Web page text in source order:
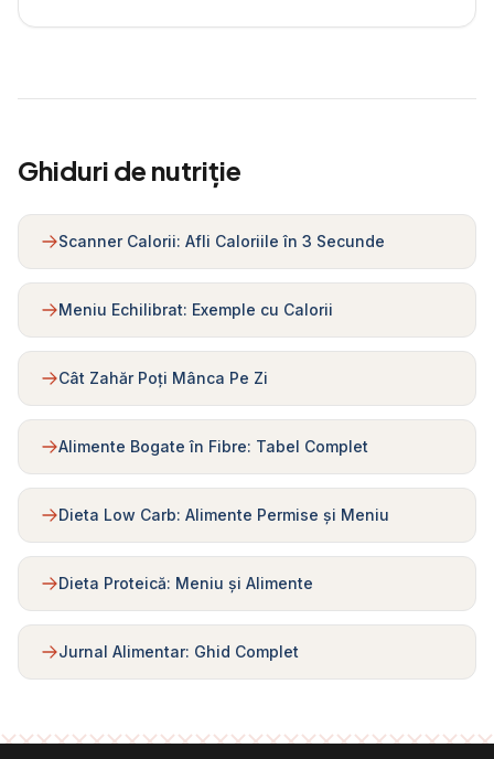
Ghiduri de nutriție
Scanner Calorii: Afli Caloriile în 3 Secunde
Meniu Echilibrat: Exemple cu Calorii
Cât Zahăr Poți Mânca Pe Zi
Alimente Bogate în Fibre: Tabel Complet
Dieta Low Carb: Alimente Permise și Meniu
Dieta Proteică: Meniu și Alimente
Jurnal Alimentar: Ghid Complet